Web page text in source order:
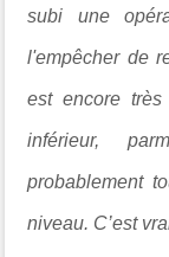
subi une
l'empêcher de
est encore
inférieur,
probablement
niveau. C’est